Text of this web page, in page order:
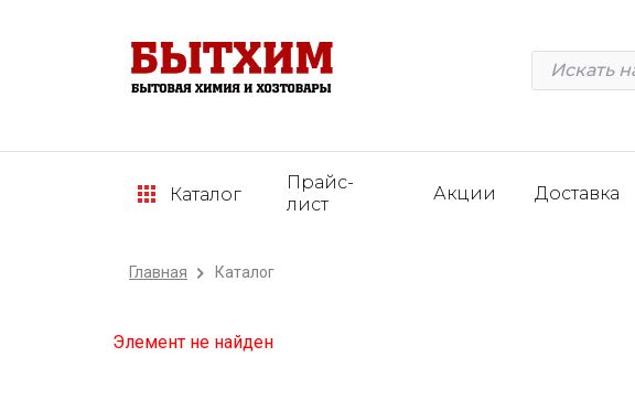
Каталог
Прайс-
лист
Акции Доставка
Главная Каталог
Элемент не найден